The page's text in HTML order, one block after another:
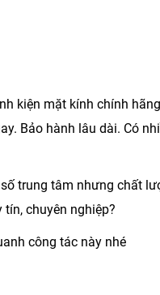
kiện mặt kính chính
Bảo hành lâu dài. Có
trung tâm nhưng chất
chuyên nghiệp?
công tác này nhé